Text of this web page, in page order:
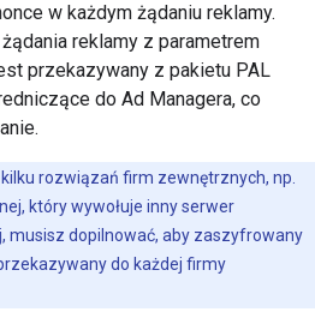
w każdym żądaniu reklamy.
reklamy z parametrem
przekazywany z pakietu PAL
do Ad Managera, co
rozwiązań firm zewnętrznych, np.
który wywołuje inny serwer
musisz dopilnować, aby zaszyfrowany
do każdej firmy